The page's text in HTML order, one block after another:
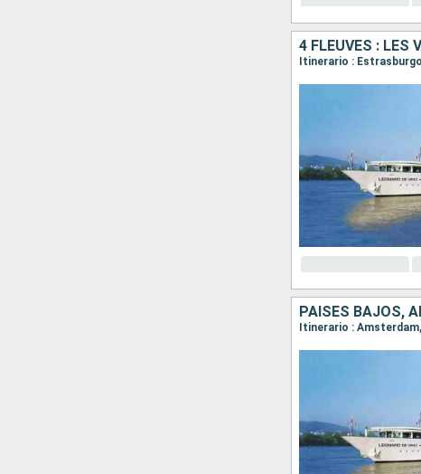
PAISES BAJOS,
Itinerario :